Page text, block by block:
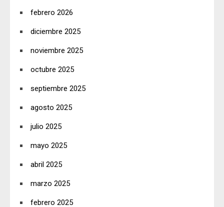
febrero 2026
diciembre 2025
noviembre 2025
octubre 2025
septiembre 2025
agosto 2025
julio 2025
mayo 2025
abril 2025
marzo 2025
febrero 2025